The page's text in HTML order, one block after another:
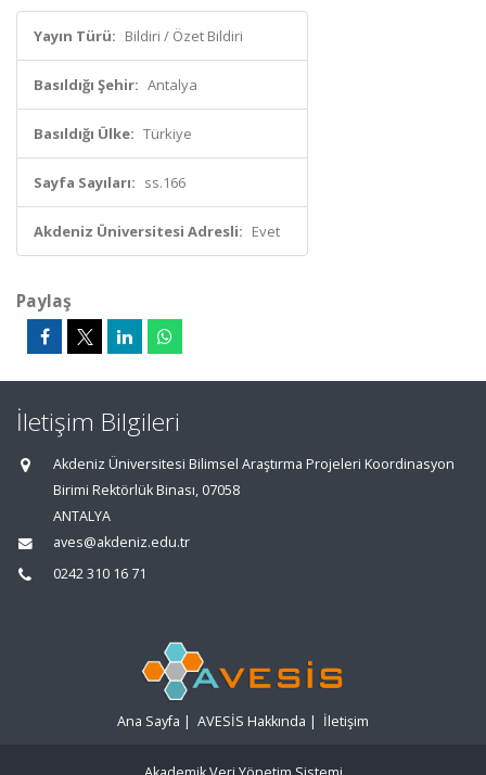
Yayın Türü: Bildiri / Özet Bildiri
Basıldığı Şehir: Antalya
Basıldığı Ülke: Türkiye
Sayfa Sayıları: ss.166
Akdeniz Üniversitesi Adresli: Evet
Paylaş
İletişim Bilgileri
Akdeniz Üniversitesi Bilimsel Araştırma Projeleri Koordinasyon
Birimi Rektörlük Binası, 07058
ANTALYA
aves@akdeniz.edu.tr
0242 310 16 71
Ana Sayfa | AVESİS Hakkında | İletişim